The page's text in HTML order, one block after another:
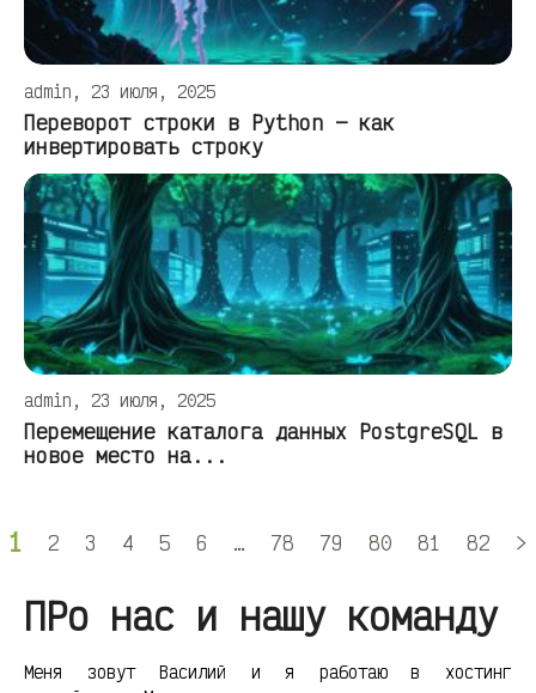
admin, 23 июля, 2025
Переворот строки в Python — как
инвертировать строку
admin, 23 июля, 2025
Перемещение каталога данных PostgreSQL в
новое место на...
1 2 3 4 5 6 … 78 79 80 81 82 >
ПРо нас и нашу команду
Меня зовут Василий и я работаю в хостинг